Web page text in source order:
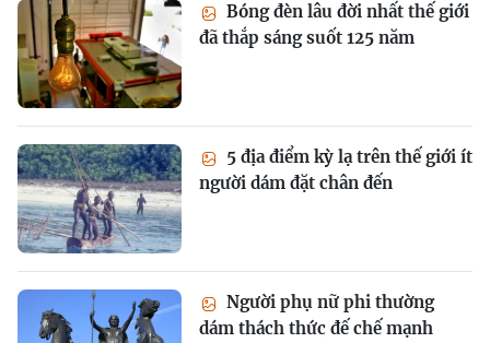
Bóng đèn lâu đời nhất thế giới
đã thắp sáng suốt 125 năm
5 địa điểm kỳ lạ trên thế giới ít
người dám đặt chân đến
Người phụ nữ phi thường
dám thách thức đế chế mạnh